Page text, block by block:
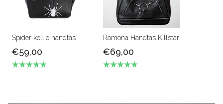
Spider kellie handtas
€59,00
Ramona Handtas Killstar
€69,00